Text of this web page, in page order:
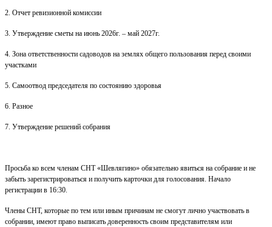
2. Отчет ревизионной комиссии
3. Утверждение сметы на июнь 2026г. – май 2027г.
4. Зона ответственности садоводов на землях общего пользования перед своими
участками
5. Самоотвод председателя по состоянию здоровья
6. Разное
7. Утверждение решений собрания
Просьба ко всем членам СНТ «Шевлягино» обязательно явиться на собрание и не
забыть зарегистрироваться и получить карточки для голосования. Начало
регистрации в 16:30.
Члены СНТ, которые по тем или иным причинам не смогут лично участвовать в
собрании, имеют право выписать доверенность своим представителям или